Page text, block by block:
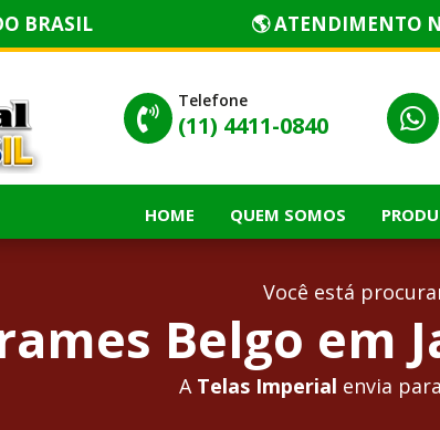
BRASIL 🌎 ATENDIMENTO

Telefone
(11) 4411-0840 
HOME QUEM SOMOS
Você está
Belgo em
A Telas Imperial envia